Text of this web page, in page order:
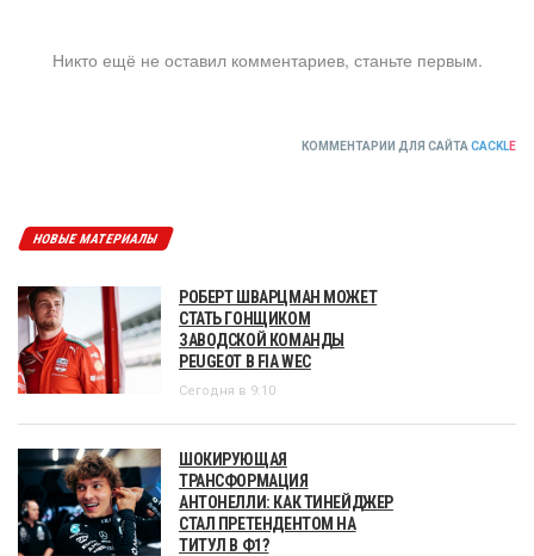
Никто ещё не оставил комментариев, станьте первым.
КОММЕНТАРИИ ДЛЯ САЙТА CACKLE
НОВЫЕ МАТЕРИАЛЫ
РОБЕРТ ШВАРЦМАН МОЖЕТ
СТАТЬ ГОНЩИКОМ
ЗАВОДСКОЙ КОМАНДЫ
PEUGEOT В FIA WEC
Сегодня в 9:10
ШОКИРУЮЩАЯ
ТРАНСФОРМАЦИЯ
АНТОНЕЛЛИ: КАК ТИНЕЙДЖЕР
СТАЛ ПРЕТЕНДЕНТОМ НА
ТИТУЛ В Ф1?